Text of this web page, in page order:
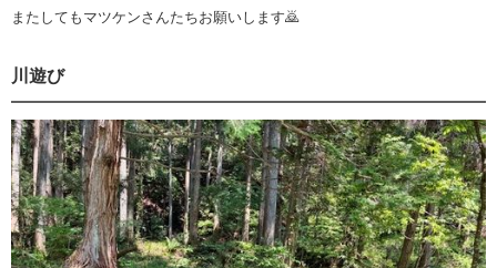
またしてもマツケンさんたちお願いします🙇
川遊び